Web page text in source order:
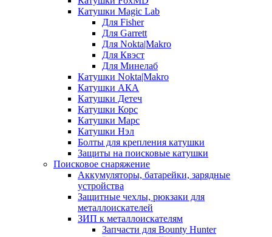
Катушки Magic Lab
Для Fisher
Для Garrett
Для Nokta|Makro
Для Квэст
Для Минелаб
Катушки Nokta|Makro
Катушки АКА
Катушки Детеч
Катушки Корс
Катушки Марс
Катушки Нэл
Болты для крепления катушки
Защиты на поисковые катушки
Поисковое снаряжение
Аккумуляторы, батарейки, зарядные
устройства
Защитные чехлы, рюкзаки для
металлоискателей
ЗИП к металлоискателям
Запчасти для Bounty Hunter